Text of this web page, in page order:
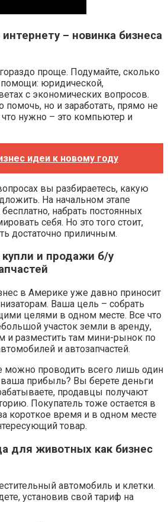
– новинка бизнеса
проще. Подумайте, сколько
юридической,
с экономических вопросов.
но и заработать, прямо не
нужно – это компьютер и
идеи к новому году
вы разбираетесь, какую
На начальном этапе
набрать постоянных
себя. Но это того стоит,
достаточно приличным.
и продажи б/у
в Америке уже давно приносит
Ваша цель – собрать
целями в одном месте. Все что
участок земли в аренду,
и разместить там мини-рынок по
и автозапчастей.
можно проводить всего лишь один
прибыль? Вы берете деньги
продавцы получают
Покупатель тоже остается в
короткое время и в одном месте
товар.
для животных как бизнес
автомобиль и клетки.
установив свой тариф на